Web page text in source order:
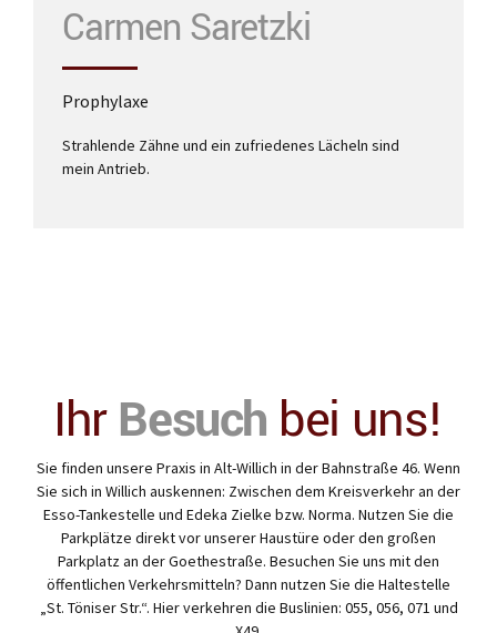
Carmen Saretzki
Prophylaxe
Strahlende Zähne und ein zufriedenes Lächeln sind
mein Antrieb.
IhrBesuch bei uns!
Sie finden unsere Praxis in Alt-Willich in der Bahnstraße 46. Wenn
Sie sich in Willich auskennen: Zwischen dem Kreisverkehr an der
Esso-Tankestelle und Edeka Zielke bzw. Norma. Nutzen Sie die
Parkplätze direkt vor unserer Haustüre oder den großen
Parkplatz an der Goethestraße. Besuchen Sie uns mit den
öffentlichen Verkehrsmitteln? Dann nutzen Sie die Haltestelle
„St. Töniser Str.“. Hier verkehren die Buslinien: 055, 056, 071 und